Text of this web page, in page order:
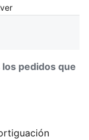
:
pedidos que